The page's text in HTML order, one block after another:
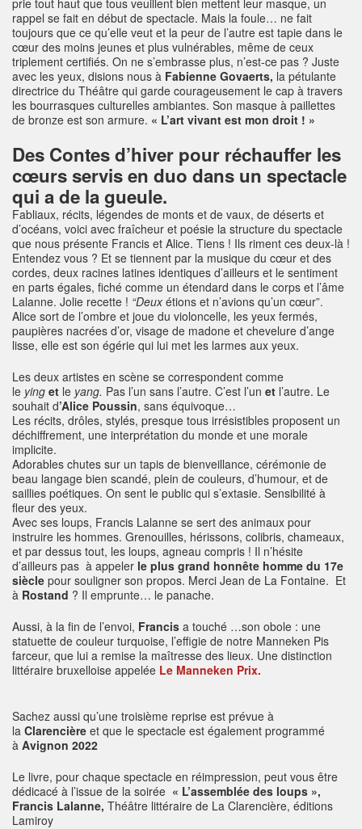
rappel se fait en début de spectacle. Mais la foule… ne fait
toujours que ce qu’elle veut et la peur de l’autre est tapie dans le
cœur des moins jeunes et plus vulnérables, même de ceux
triplement certifiés. On ne s’embrasse plus, n’est-ce pas ? Juste
avec les yeux, disions nous à Fabienne Govaerts, la pétulante
directrice du Théâtre qui garde courageusement le cap à travers
les bourrasques culturelles ambiantes. Son masque à paillettes
de bronze est son armure. « L’art vivant est mon droit ! »
Des Contes d’hiver pour réchauffer les
cœurs servis en duo dans un spectacle
qui a de la gueule.
Fabliaux, récits, légendes de monts et de vaux, de déserts et
d’océans, voici avec fraîcheur et poésie la structure du spectacle
que nous présente Francis et Alice. Tiens ! Ils riment ces deux-là !
Entendez vous ? Et se tiennent par la musique du cœur et des
cordes, deux racines latines identiques d’ailleurs et le sentiment
en parts égales, fiché comme un étendard dans le corps et l’âme
Lalanne. Jolie recette ! “Deux étions et n’avions qu’un cœur”.
Alice sort de l’ombre et joue du violoncelle, les yeux fermés,
paupières nacrées d’or, visage de madone et chevelure d’ange
lisse, elle est son égérie qui lui met les larmes aux yeux.
Les deux artistes en scène se correspondent comme
le ying et le yang. Pas l’un sans l’autre. C’est l’un et l’autre. Le
souhait d’Alice Poussin, sans équivoque…
Les récits, drôles, stylés, presque tous irrésistibles proposent un
déchiffrement, une interprétation du monde et une morale
implicite.
Adorables chutes sur un tapis de bienveillance, cérémonie de
beau langage bien scandé, plein de couleurs, d’humour, et de
saillies poétiques. On sent le public qui s’extasie. Sensibilité à
fleur des yeux.
Avec ses loups, Francis Lalanne se sert des animaux pour
instruire les hommes. Grenouilles, hérissons, colibris, chameaux,
et par dessus tout, les loups, agneau compris ! Il n’hésite
d’ailleurs pas à appeler le plus grand honnête homme du 17e
siècle pour souligner son propos. Merci Jean de La Fontaine. Et
à Rostand ? Il emprunte… le panache.
Aussi, à la fin de l’envoi, Francis a touché …son obole : une
statuette de couleur turquoise, l’effigie de notre Manneken Pis
farceur, que lui a remise la maîtresse des lieux. Une distinction
littéraire bruxelloise appelée Le Manneken Prix.
Sachez aussi qu’une troisième reprise est prévue à
la Clarencière et que le spectacle est également programmé
à Avignon 2022
Le livre, pour chaque spectacle en réimpression, peut vous être
dédicacé à l’issue de la soirée « L’assemblée des loups »,
Francis Lalanne, Théâtre littéraire de La Clarencière, éditions
Lamiroy